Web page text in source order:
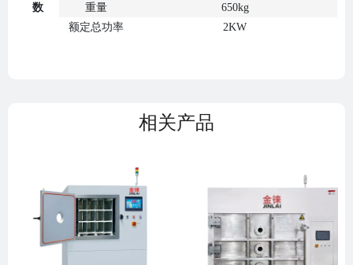
数
重量
650kg
额定总功率
2KW
相关产品